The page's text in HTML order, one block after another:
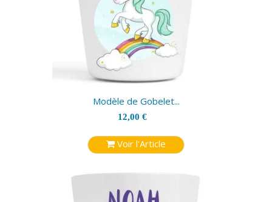
Modèle de Gobelet...
12,00 €
Voir l'Article